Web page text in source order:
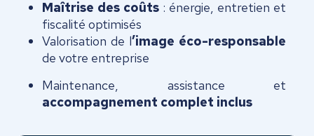
Maîtrise des coûts : énergie, entretien et
fiscalité optimisés
Valorisation de l’image éco-responsable
de votre entreprise
Maintenance, assistance et
accompagnement complet inclus